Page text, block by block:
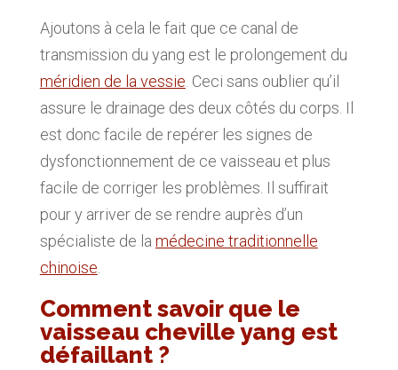
Ajoutons à cela le fait que ce canal de
transmission du yang est le prolongement du
méridien de la vessie. Ceci sans oublier qu’il
assure le drainage des deux côtés du corps. Il
est donc facile de repérer les signes de
dysfonctionnement de ce vaisseau et plus
facile de corriger les problèmes. Il suffirait
pour y arriver de se rendre auprès d’un
spécialiste de la médecine traditionnelle
chinoise.
Comment savoir que le
vaisseau cheville yang est
défaillant ?